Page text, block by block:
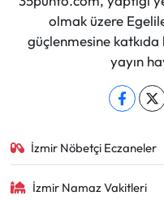
olmak üzere
güçlenmesine katkıda
yayın
İzmir Nöbetçi Eczaneler
İzmir Namaz Vakitleri